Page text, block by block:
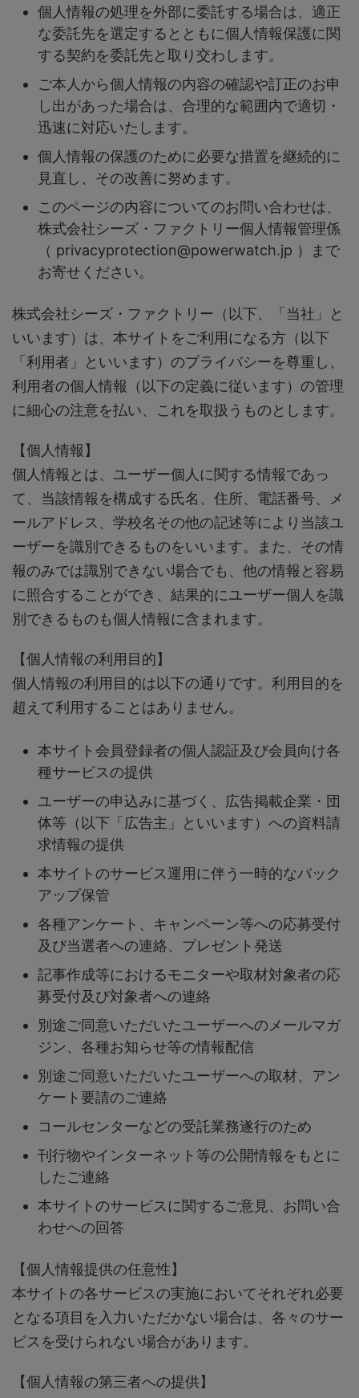
個人情報の処理を外部に委託する場合は、適正
な委託先を選定するとともに個人情報保護に関
する契約を委託先と取り交わします。
ご本人から個人情報の内容の確認や訂正のお申
し出があった場合は、合理的な範囲内で適切・
迅速に対応いたします。
個人情報の保護のために必要な措置を継続的に
見直し、その改善に努めます。
このページの内容についてのお問い合わせは、
株式会社シーズ・ファクトリー個人情報管理係
（ privacyprotection@powerwatch.jp ）まで
お寄せください。
株式会社シーズ・ファクトリー（以下、「当社」と
いいます）は、本サイトをご利用になる方（以下
「利用者」といいます）のプライバシーを尊重し、
利用者の個人情報（以下の定義に従います）の管理
に細心の注意を払い、これを取扱うものとします。
【個人情報】
個人情報とは、ユーザー個人に関する情報であっ
て、当該情報を構成する氏名、住所、電話番号、メ
ールアドレス、学校名その他の記述等により当該ユ
ーザーを識別できるものをいいます。また、その情
報のみでは識別できない場合でも、他の情報と容易
に照合することができ、結果的にユーザー個人を識
別できるものも個人情報に含まれます。
【個人情報の利用目的】
個人情報の利用目的は以下の通りです。利用目的を
超えて利用することはありません。
本サイト会員登録者の個人認証及び会員向け各
種サービスの提供
ユーザーの申込みに基づく、広告掲載企業・団
体等（以下「広告主」といいます）への資料請
求情報の提供
本サイトのサービス運用に伴う一時的なバック
アップ保管
各種アンケート、キャンペーン等への応募受付
及び当選者への連絡、プレゼント発送
記事作成等におけるモニターや取材対象者の応
募受付及び対象者への連絡
別途ご同意いただいたユーザーへのメールマガ
ジン、各種お知らせ等の情報配信
別途ご同意いただいたユーザーへの取材、アン
ケート要請のご連絡
コールセンターなどの受託業務遂行のため
刊行物やインターネット等の公開情報をもとに
したご連絡
本サイトのサービスに関するご意見、お問い合
わせへの回答
【個人情報提供の任意性】
本サイトの各サービスの実施においてそれぞれ必要
となる項目を入力いただかない場合は、各々のサー
ビスを受けられない場合があります。
【個人情報の第三者への提供】